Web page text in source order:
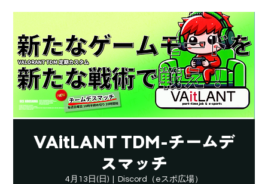
VAitLANT TDM-チームデ
スマッチ
4月13日(日) Discord（eスポ広場）